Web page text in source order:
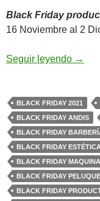
Black Friday
16 Noviembre al 2
Seguir leyendo →
BLACK FRIDAY 2021
BLACK FRIDAY ANDIS
BLACK FRIDAY
BLACK FRIDAY ESTÉTICA
BLACK FRIDAY
BLACK FRIDAY
BLACK FRIDAY